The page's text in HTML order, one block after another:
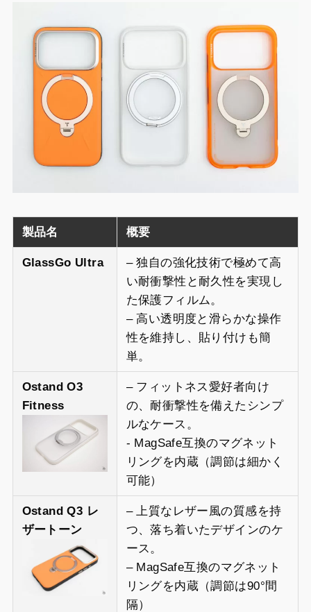
製品名 概要
GlassGo Ultra
– 独自の強化技術で極めて高
い耐衝撃性と耐久性を実現し
た保護フィルム。
– 高い透明度と滑らかな操作
性を維持し、貼り付けも簡
単。
Ostand O3
Fitness
– フィットネス愛好者向け
の、耐衝撃性を備えたシンプ
ルなケース。
‐ MagSafe互換のマグネット
リングを内蔵（調節は細かく
可能）
Ostand Q3 レ
ザートーン
– 上質なレザー風の質感を持
つ、落ち着いたデザインのケ
ース。
– MagSafe互換のマグネット
リングを内蔵（調節は90°間
隔）